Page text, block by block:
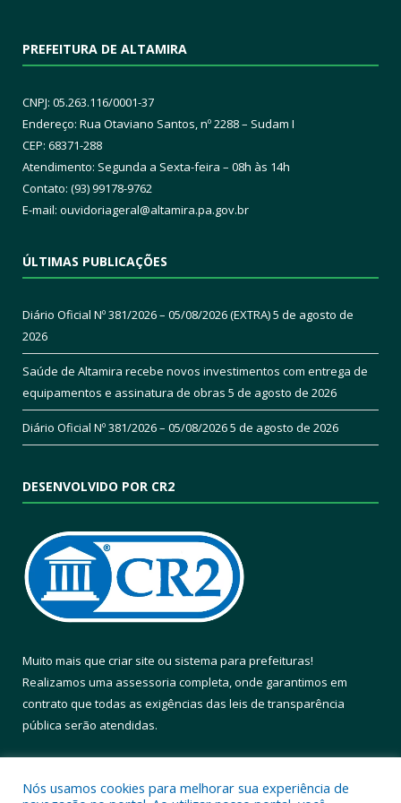
PREFEITURA DE ALTAMIRA
CNPJ: 05.263.116/0001-37
Endereço: Rua Otaviano Santos, nº 2288 – Sudam I
CEP: 68371-288
Atendimento: Segunda a Sexta-feira – 08h às 14h
Contato: (93) 99178-9762
E-mail: ouvidoriageral@altamira.pa.gov.br
ÚLTIMAS PUBLICAÇÕES
Diário Oficial Nº 381/2026 – 05/08/2026 (EXTRA)5 de agosto de
2026
Saúde de Altamira recebe novos investimentos com entrega de
equipamentos e assinatura de obras 5 de agosto de 2026
Diário Oficial Nº 381/2026 – 05/08/20265 de agosto de 2026
DESENVOLVIDO POR CR2
Muito mais que criar site ou sistema para prefeituras!
Realizamos uma assessoria completa, onde garantimos em
contrato que todas as exigências das leis de transparência
pública serão atendidas.
Nós usamos cookies para melhorar sua experiência de